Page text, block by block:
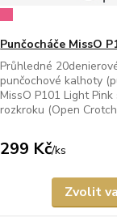
Punčocháče MissO
Průhledné
punčochové kalhoty
MissO P101 Light
rozkroku (Open
299 Kč/ks
Zvolit